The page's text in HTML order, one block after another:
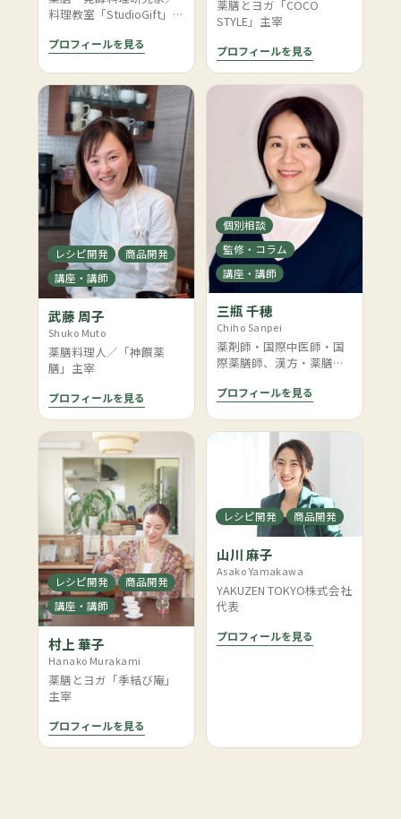
料理教室「StudioGift」主
プロフィールを見る
薬膳とヨガ「COCO
STYLE」主宰
プロフィールを見る
レシピ開発
商品開発
講座・講師
武藤 周子
Shuko Muto
薬膳料理人／「神饌薬
膳」主宰
プロフィールを見る
個別相談
監修・コラム
講座・講師
三瓶 千穂
Chiho Sanpei
薬剤師・国際中医師・国
際薬膳師、漢方・薬膳カ
プロフィールを見る
レシピ開発
商品開発
講座・講師
村上 華子
Hanako Murakami
薬膳とヨガ「季結び庵」
主宰
プロフィールを見る
レシピ開発 商品開発
山川 麻子
Asako Yamakawa
YAKUZEN TOKYO株式会社
代表
プロフィールを見る